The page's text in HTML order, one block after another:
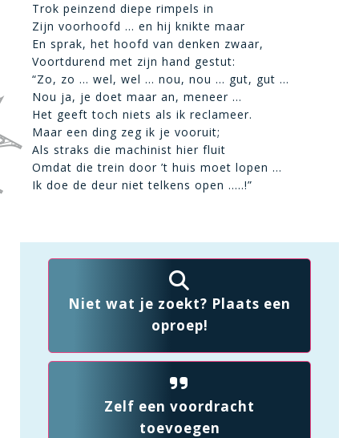
Trok peinzend diepe rimpels in
Zijn voorhoofd … en hij knikte maar
En sprak, het hoofd van denken zwaar,
Voortdurend met zijn hand gestut:
“Zo, zo … wel, wel … nou, nou … gut, gut …
Nou ja, je doet maar an, meneer …
Het geeft toch niets als ik reclameer.
Maar een ding zeg ik je vooruit;
Als straks die machinist hier fluit
Omdat die trein door ’t huis moet lopen …
Ik doe de deur niet telkens open …..!”
Niet wat je zoekt? Plaats een
oproep!
Zelf een voordracht
toevoegen